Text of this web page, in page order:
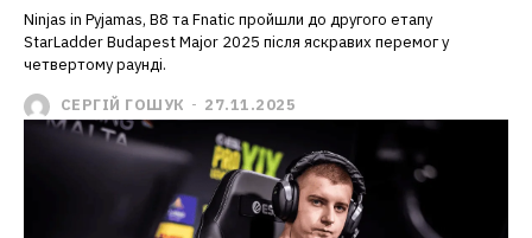
Ninjas in Pyjamas, B8 та Fnatic пройшли до другого етапу
StarLadder Budapest Major 2025 після яскравих перемог у
четвертому раунді.
СЕРГІЙ ГОШУК - 27.11.2025